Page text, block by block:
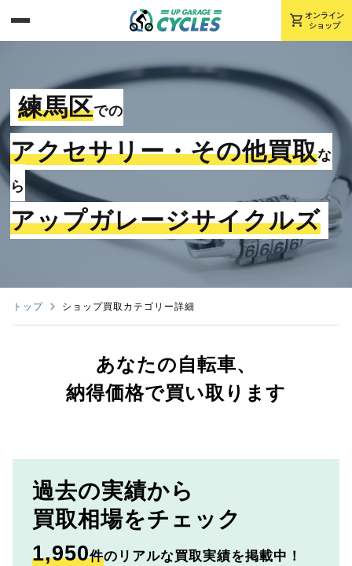
shopping_cart オンライン
ショップ
練馬区での
アクセサリー・その他買取な
ら
アップガレージサイクルズ
トップ ショップ買取カテゴリー詳細
あなたの自転車、
納得価格で買い取ります
過去の実績から
買取相場をチェック
1,950件のリアルな買取実績を掲載中！